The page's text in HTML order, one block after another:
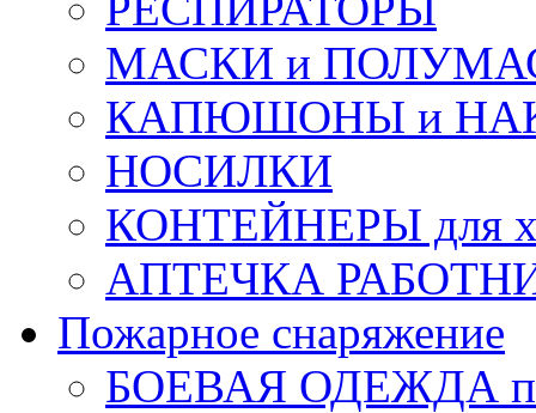
МАСКИ и
КАПЮШОНЫ и
НОСИЛКИ
КОНТЕЙНЕРЫ для
АПТЕЧКА
Пожарное снаряжение
БОЕВАЯ ОДЕЖДА